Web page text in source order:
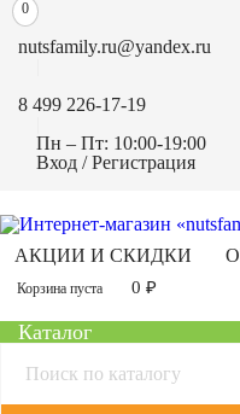
nutsfamily.ru@yandex.ru
8 499 226-17-19
Пн – Пт: 10:00-19:00
Вход / Регистрация
АКЦИИ И СКИДКИ
Корзина пуста
0
0 ₽
Каталог